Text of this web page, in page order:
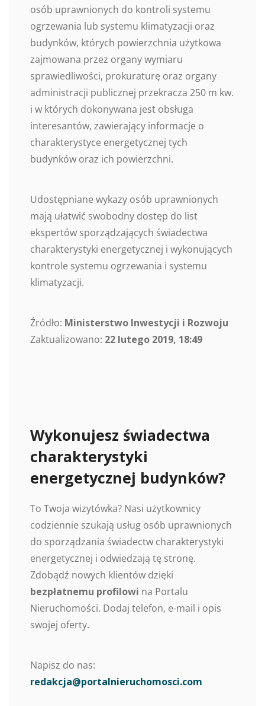
osób uprawnionych do kontroli systemu
ogrzewania lub systemu klimatyzacji oraz
budynków, których powierzchnia użytkowa
zajmowana przez organy wymiaru
sprawiedliwości, prokuraturę oraz organy
administracji publicznej przekracza 250 m kw.
i w których dokonywana jest obsługa
interesantów, zawierający informacje o
charakterystyce energetycznej tych
budynków oraz ich powierzchni.
Udostępniane wykazy osób uprawnionych
mają ułatwić swobodny dostęp do list
ekspertów sporządzających świadectwa
charakterystyki energetycznej i wykonujących
kontrole systemu ogrzewania i systemu
klimatyzacji.
Źródło: Ministerstwo Inwestycji i Rozwoju
Zaktualizowano: 22 lutego 2019, 18:49
Wykonujesz świadectwa
charakterystyki
energetycznej budynków?
To Twoja wizytówka? Nasi użytkownicy
codziennie szukają usług osób uprawnionych
do sporządzania świadectw charakterystyki
energetycznej i odwiedzają tę stronę.
Zdobądź nowych klientów dzięki
bezpłatnemu profilowi na Portalu
Nieruchomości. Dodaj telefon, e-mail i opis
swojej oferty.
Napisz do nas:
redakcja@portalnieruchomosci.com